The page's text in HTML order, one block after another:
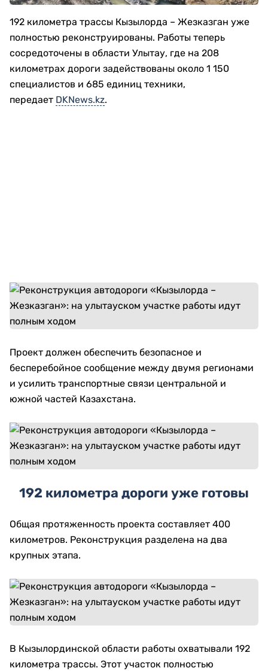
192 километра трассы Кызылорда – Жезказган уже
полностью реконструированы. Работы теперь
сосредоточены в области Улытау, где на 208
километрах дороги задействованы около 1 150
специалистов и 685 единиц техники,
передает DKNews.kz.
Проект должен обеспечить безопасное и
бесперебойное сообщение между двумя регионами
и усилить транспортные связи центральной и
южной частей Казахстана.
192 километра дороги уже готовы
Общая протяженность проекта составляет 400
километров. Реконструкция разделена на два
крупных этапа.
В Кызылординской области работы охватывали 192
километра трассы. Этот участок полностью